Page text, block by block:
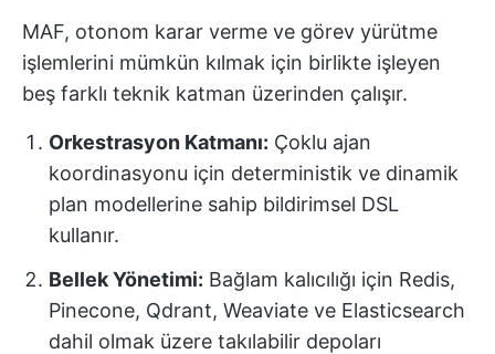
MAF, otonom karar verme ve görev yürütme
işlemlerini mümkün kılmak için birlikte işleyen
beş farklı teknik katman üzerinden çalışır.
Orkestrasyon Katmanı: Çoklu ajan
koordinasyonu için deterministik ve dinamik
plan modellerine sahip bildirimsel DSL
kullanır.
Bellek Yönetimi: Bağlam kalıcılığı için Redis,
Pinecone, Qdrant, Weaviate ve Elasticsearch
dahil olmak üzere takılabilir depoları